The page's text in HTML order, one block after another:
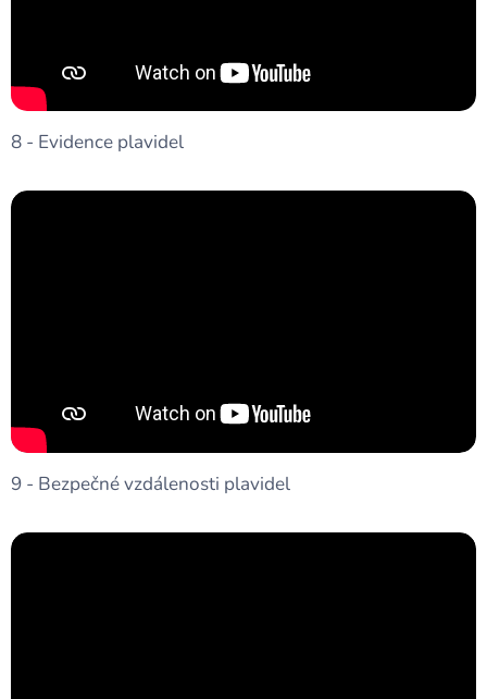
8 - Evidence plavidel
9 - Bezpečné vzdálenosti plavidel